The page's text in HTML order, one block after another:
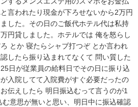
言われたり現金が下ろせないから2万円
した。その日のご飯代ホテル代は私持
円貸しました。ホテルでは 俺を怒らし
とか 寝たらシャブ打つぞ とか言われ
したら振り込まれてなくて 問い質した
日が従業員の給料日でその日に振り込
入院してて入院費がすぐ必要だったの
伝えしたら 明日振込むって言うのが1
意思が無いと思い、明日中に振込確認